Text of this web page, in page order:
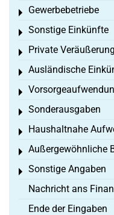
Gewerbebetriebe
Toggle menu
Sonstige Einkünfte
Toggle menu
Private
Toggle menu
Ausländische
Toggle menu
Toggle menu
Sonderausgaben
Toggle menu
Haushaltnahe
Toggle menu
Außergewöhnliche
Toggle menu
Sonstige Angaben
Toggle menu
Nachricht ans
Ende der Eingaben